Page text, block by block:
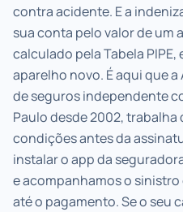
contra acidente. E a
sua conta pelo valor de um
calculado pela Tabela
aparelho novo. É aqui que
de seguros independente
Paulo desde 2002,
condições antes da
instalar o app da
e acompanhamos o
até o pagamento. Se o seu